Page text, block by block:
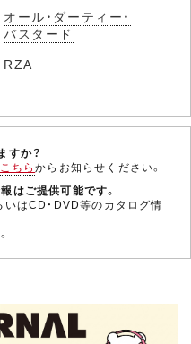
オール・ダーティー・
バスタード
RZA
すか？
こちらからお知らせください。
はご提供可能です。
はCD・DVD等のカタログ情